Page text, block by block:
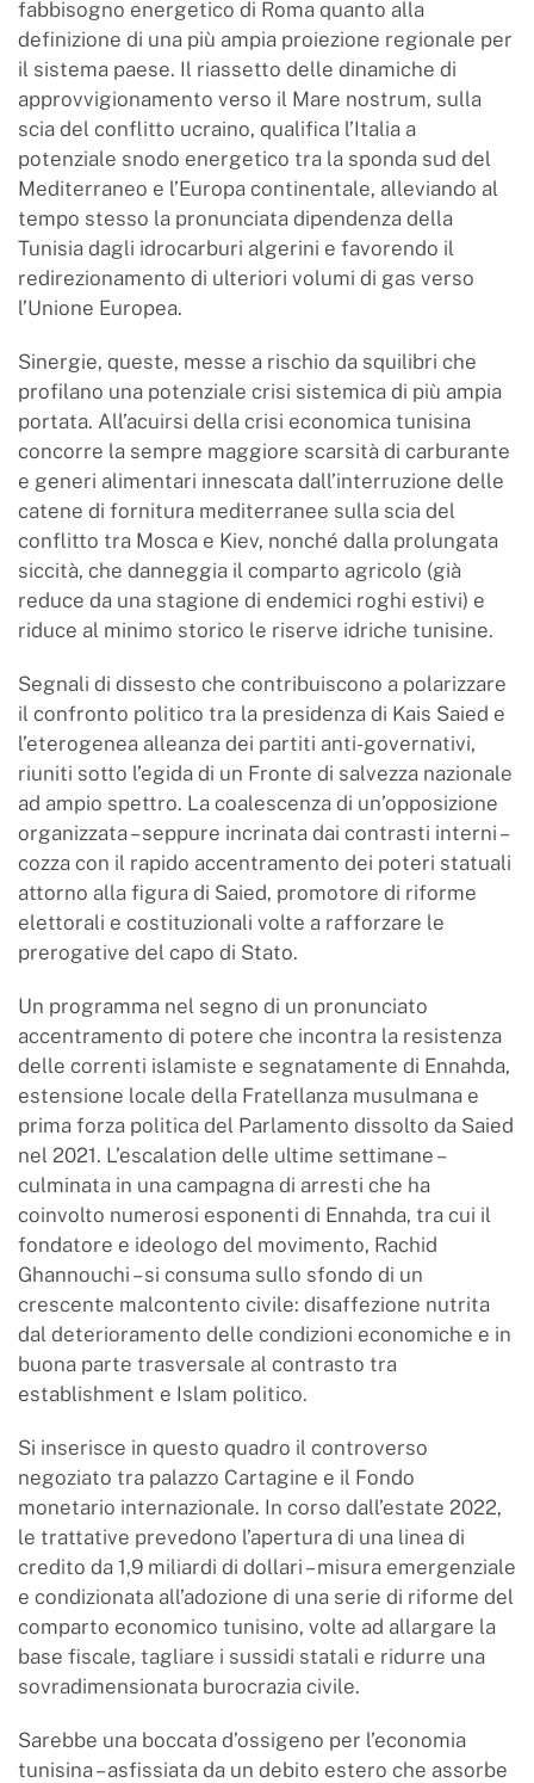
fabbisogno energetico di Roma quanto alla
definizione di una più ampia proiezione regionale per
il sistema paese. Il riassetto delle dinamiche di
approvvigionamento verso il Mare nostrum, sulla
scia del conflitto ucraino, qualifica l’Italia a
potenziale snodo energetico tra la sponda sud del
Mediterraneo e l’Europa continentale, alleviando al
tempo stesso la pronunciata dipendenza della
Tunisia dagli idrocarburi algerini e favorendo il
redirezionamento di ulteriori volumi di gas verso
l’Unione Europea.
Sinergie, queste, messe a rischio da squilibri che
profilano una potenziale crisi sistemica di più ampia
portata. All’acuirsi della crisi economica tunisina
concorre la sempre maggiore scarsità di carburante
e generi alimentari innescata dall’interruzione delle
catene di fornitura mediterranee sulla scia del
conflitto tra Mosca e Kiev, nonché dalla prolungata
siccità, che danneggia il comparto agricolo (già
reduce da una stagione di endemici roghi estivi) e
riduce al minimo storico le riserve idriche tunisine.
Segnali di dissesto che contribuiscono a polarizzare
il confronto politico tra la presidenza di Kais Saied e
l’eterogenea alleanza dei partiti anti-governativi,
riuniti sotto l’egida di un Fronte di salvezza nazionale
ad ampio spettro. La coalescenza di un’opposizione
organizzata – seppure incrinata dai contrasti interni –
cozza con il rapido accentramento dei poteri statuali
attorno alla figura di Saied, promotore di riforme
elettorali e costituzionali volte a rafforzare le
prerogative del capo di Stato.
Un programma nel segno di un pronunciato
accentramento di potere che incontra la resistenza
delle correnti islamiste e segnatamente di Ennahda,
estensione locale della Fratellanza musulmana e
prima forza politica del Parlamento dissolto da Saied
nel 2021. L’escalation delle ultime settimane –
culminata in una campagna di arresti che ha
coinvolto numerosi esponenti di Ennahda, tra cui il
fondatore e ideologo del movimento, Rachid
Ghannouchi – si consuma sullo sfondo di un
crescente malcontento civile: disaffezione nutrita
dal deterioramento delle condizioni economiche e in
buona parte trasversale al contrasto tra
establishment e Islam politico.
Si inserisce in questo quadro il controverso
negoziato tra palazzo Cartagine e il Fondo
monetario internazionale. In corso dall’estate 2022,
le trattative prevedono l’apertura di una linea di
credito da 1,9 miliardi di dollari – misura emergenziale
e condizionata all’adozione di una serie di riforme del
comparto economico tunisino, volte ad allargare la
base fiscale, tagliare i sussidi statali e ridurre una
sovradimensionata burocrazia civile.
Sarebbe una boccata d’ossigeno per l’economia
tunisina – asfissiata da un debito estero che assorbe